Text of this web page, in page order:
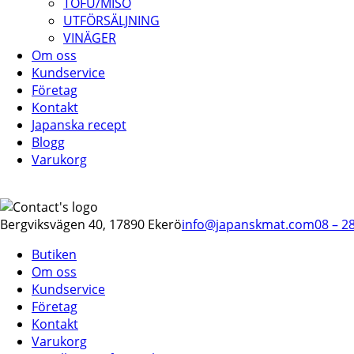
UTFÖRSÄLJNING
VINÄGER
Om oss
Kundservice
Företag
Kontakt
Japanska recept
Blogg
Varukorg
Bergviksvägen 40, 17890 Ekeröinfo@japanskmat.com08 –
Butiken
Om oss
Kundservice
Företag
Kontakt
Varukorg